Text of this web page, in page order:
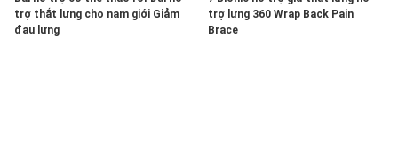
trợ thắt lưng cho nam giới Giảm
đau lưng
trợ lưng 360 Wrap Back Pain
Brace